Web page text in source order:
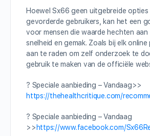
Hoewel Sx66 geen uitgebreide
gevorderde gebruikers, kan het een
voor mensen die waarde hechten aan
snelheid en gemak. Zoals bij elk
aan te raden om zelf onderzoek te
gebruik te maken van de officiële
? Speciale aanbieding – Vandaag>>
https://thehealthcritique.com/
? Speciale aanbieding – Vandaag
>> https://www.facebook.com/